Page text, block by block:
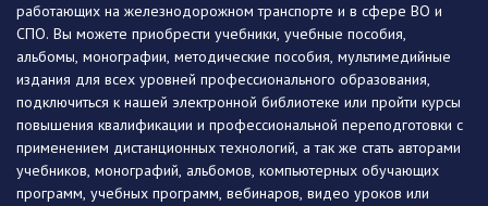
работающих на железнодорожном транспорте и в сфере ВО и
СПО. Вы можете приобрести учебники, учебные пособия,
альбомы, монографии, методические пособия, мультимедийные
издания для всех уровней профессионального образования,
подключиться к нашей электронной библиотеке или пройти курсы
повышения квалификации и профессиональной переподготовки с
применением дистанционных технологий, а так же стать авторами
учебников, монографий, альбомов, компьютерных обучающих
программ, учебных программ, вебинаров, видео уроков или